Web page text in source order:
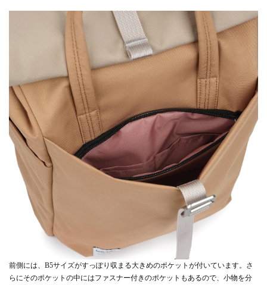
前側には、B5サイズがすっぽり収まる大きめのポケットが付いています。さ
らにそのポケットの中にはファスナー付きのポケットもあるので、小物を分